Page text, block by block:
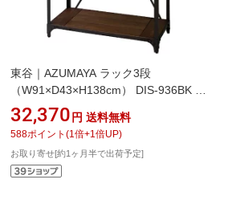
東谷｜AZUMAYA ラック3段
（W91×D43×H138cm） DIS-936BK ブ
ラック
32,370 円 送料無料
588ポイント (1 倍+1 倍UP)
お取り寄せ[約1ヶ月半で出荷予定]